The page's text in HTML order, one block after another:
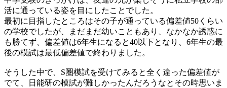
活に通っている姿を目にしたことでした。
最初に目指したところはその子が通っている偏差値50くらい
の学校でしたが、まだまだ幼いこともあり、なかなか誘惑に
も勝てず、偏差値は6年生になると40以下となり、6年生の最
後の模試は最低偏差値で終わりました。
そうした中で、S圏模試を受けてみると全く違った偏差値が
でて、日能研の模試が難しかったんだろうなとその時思いま